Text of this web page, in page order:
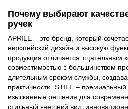
Почему выбирают
ручек
APRILE – это бренд, который
европейский дизайн и высокую
продукция отличается тщательным
совместимостью с большинством
длительным сроком службы,
практичности. STILE –
изысканные решения для
стильный внешний вид,